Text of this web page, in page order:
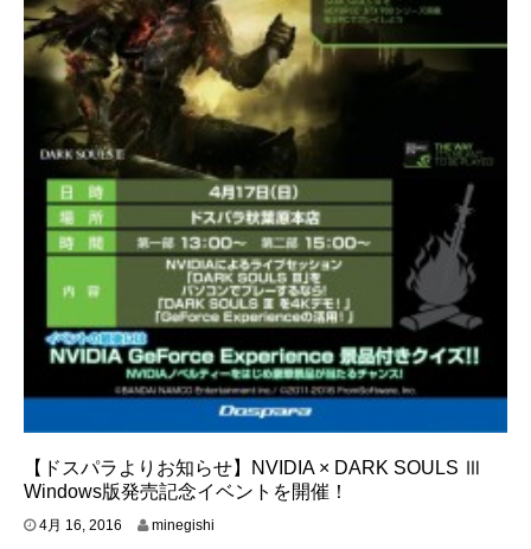
【ドスパラよりお知らせ】NVIDIA × DARK SOULS Ⅲ
Windows版発売記念イベントを開催！
4月 16, 2016 minegishi